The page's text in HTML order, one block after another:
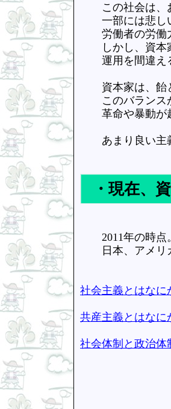
この社会は、お
一部には悲しい
労働者の労働力
しかし、資本家
運用を間違える
資本家は、飴と
このバランスが
革命や暴動が起
あまり良い主義
・現在、
2011年の時点。
日本、アメリカ
社会主義とはなに
共産主義とはなに
社会体制と政治体